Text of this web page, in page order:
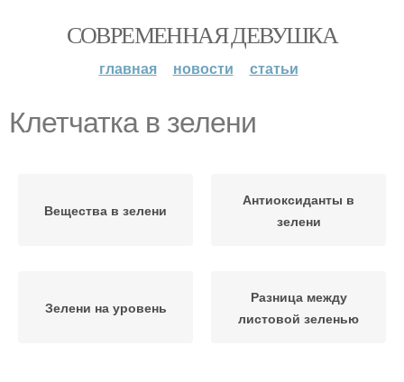
СОВРЕМЕННАЯ ДЕВУШКА
главная новости статьи
Клетчатка в зелени
Вещества в зелени
Антиоксиданты в
зелени
Зелени на уровень
Разница между
листовой зеленью